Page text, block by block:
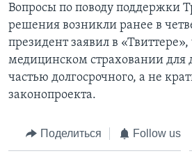
Вопросы по поводу поддержки
решения возникли ранее в
президент заявил в
медицинском страховании для
частью долгосрочного, а не
законопроекта.
Поделиться Follow us